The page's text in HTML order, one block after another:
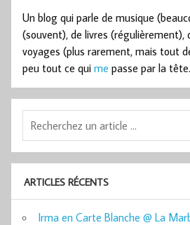
Un blog qui parle de musique
(souvent), de livres (régulièrement),
voyages (plus rarement, mais tout
peu tout ce qui me passe par la tête.
ARTICLES RÉCENTS
Irma en Carte Blanche @ La